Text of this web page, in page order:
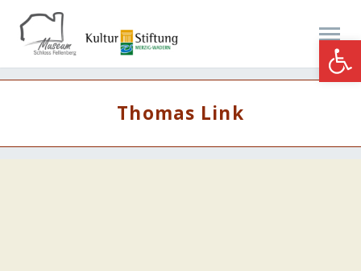
Thomas Link